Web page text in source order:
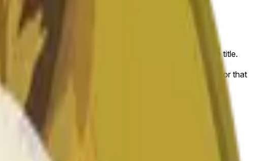
candle that begins on the time and date specified in the title.
the DOGE/USDT pair
for the relevant "1H" candle will be used once the data for that
to other exchanges or trading pairs.
candle that begins on the time and date specified in the title.